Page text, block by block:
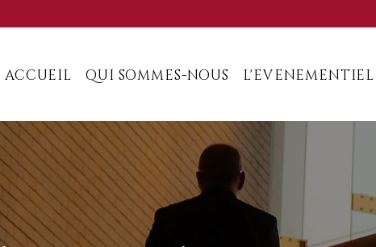
ACCUEIL QUI SOMMES-NOUS L'EVENEMENTIEL